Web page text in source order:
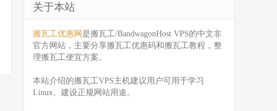
关于本站
搬瓦工优惠网 是搬瓦工/BandwagonHost VPS的中文非
官方网站，主要分享搬瓦工优惠码和搬瓦工教程，整
理搬瓦工便宜方案。
本站介绍的搬瓦工VPS主机建议用户可用于学习
Linux、建设正规网站用途。